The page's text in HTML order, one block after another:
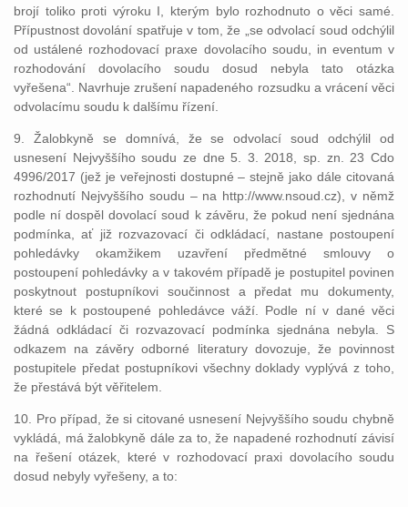
brojí toliko proti výroku I, kterým bylo rozhodnuto o věci samé.
Přípustnost dovolání spatřuje v tom, že „se odvolací soud odchýlil
od ustálené rozhodovací praxe dovolacího soudu, in eventum v
rozhodování dovolacího soudu dosud nebyla tato otázka
vyřešena“. Navrhuje zrušení napadeného rozsudku a vrácení věci
odvolacímu soudu k dalšímu řízení.
9. Žalobkyně se domnívá, že se odvolací soud odchýlil od
usnesení Nejvyššího soudu ze dne 5. 3. 2018, sp. zn. 23 Cdo
4996/2017 (jež je veřejnosti dostupné – stejně jako dále citovaná
rozhodnutí Nejvyššího soudu – na http://www.nsoud.cz), v němž
podle ní dospěl dovolací soud k závěru, že pokud není sjednána
podmínka, ať již rozvazovací či odkládací, nastane postoupení
pohledávky okamžikem uzavření předmětné smlouvy o
postoupení pohledávky a v takovém případě je postupitel povinen
poskytnout postupníkovi součinnost a předat mu dokumenty,
které se k postoupené pohledávce váží. Podle ní v dané věci
žádná odkládací či rozvazovací podmínka sjednána nebyla. S
odkazem na závěry odborné literatury dovozuje, že povinnost
postupitele předat postupníkovi všechny doklady vyplývá z toho,
že přestává být věřitelem.
10. Pro případ, že si citované usnesení Nejvyššího soudu chybně
vykládá, má žalobkyně dále za to, že napadené rozhodnutí závisí
na řešení otázek, které v rozhodovací praxi dovolacího soudu
dosud nebyly vyřešeny, a to: